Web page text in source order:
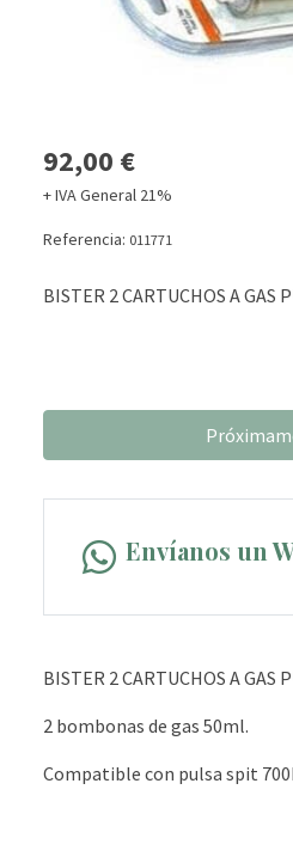
92,00 €
+ IVA General 21%
Referencia: 011771
BISTER 2 CARTUCHOS A GAS
Envíanos un
BISTER 2 CARTUCHOS A GAS
2 bombonas de gas 50ml.
Compatible con pulsa spit